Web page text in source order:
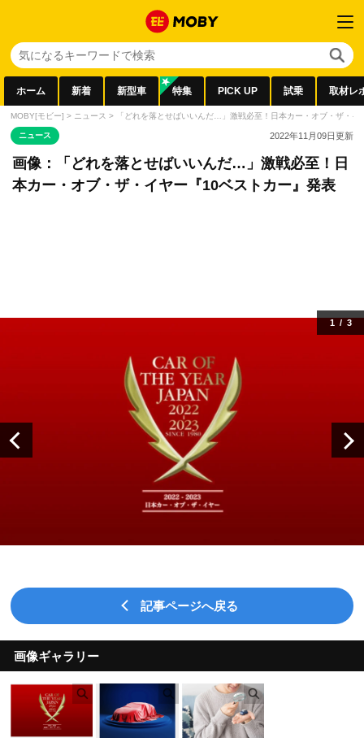
ホーム 新着 新型車 特集 PICK UP 試乗 取材レ
MOBY[モビー] > ニュース > 「どれを落とせばいいんだ…」激戦必至！日本カー・オブ・ザ・
ニュース 2022年11月09日更新
画像：「どれを落とせばいいんだ…」激戦必至！日
本カー・オブ・ザ・イヤー『10ベストカー』発表
1/ 3
記事ページへ戻る
画像ギャラリー